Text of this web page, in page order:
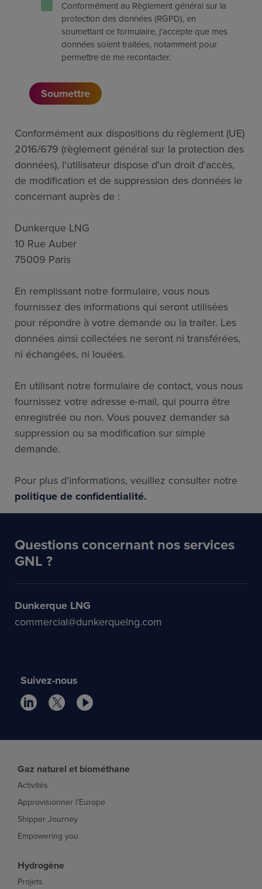
Conformément au Règlement général sur la
protection des données (RGPD), en
soumettant ce formulaire, j'accepte que mes
données soient traitées, notamment pour
permettre de me recontacter.
Conformément aux dispositions du règlement (UE)
2016/679 (règlement général sur la protection des
données), l'utilisateur dispose d'un droit d'accès,
de modification et de suppression des données le
concernant auprès de :
Dunkerque LNG
10 Rue Auber
75009 Paris
En remplissant notre formulaire, vous nous
fournissez des informations qui seront utilisées
pour répondre à votre demande ou la traiter. Les
données ainsi collectées ne seront ni transférées,
ni échangées, ni louées.
En utilisant notre formulaire de contact, vous nous
fournissez votre adresse e-mail, qui pourra être
enregistrée ou non. Vous pouvez demander sa
suppression ou sa modification sur simple
demande.
Pour plus d'informations, veuillez consulter notre
politique de confidentialité.
Questions concernant nos services
GNL ?
Dunkerque LNG
commercial@dunkerquelng.com
Suivez-nous
Gaz naturel et biométhane
Activités
Approvisionner l'Europe
Shipper Journey
Empowering you
Hydrogène
Projets